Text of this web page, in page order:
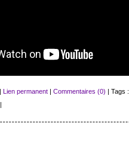
Lien permanent| Commentaires (0) | Tags :